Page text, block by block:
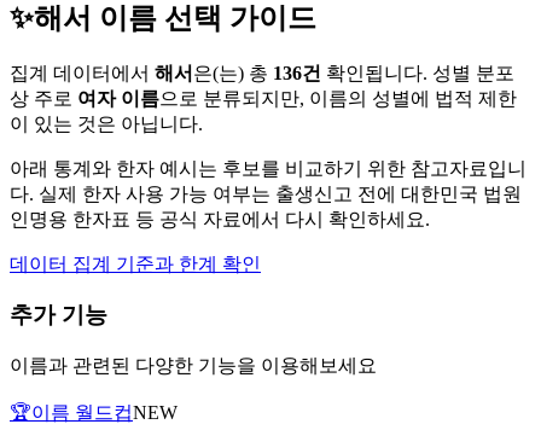
✨해서 이름 선택 가이드
집계 데이터에서 해서 은(는) 총 136건 확인됩니다. 성별 분포
상 주로 여자이름으로 분류되지만, 이름의 성별에 법적 제한
이 있는 것은 아닙니다.
아래 통계와 한자 예시는 후보를 비교하기 위한 참고자료입니
다. 실제 한자 사용 가능 여부는 출생신고 전에 대한민국 법원
인명용 한자표 등 공식 자료에서 다시 확인하세요.
데이터 집계 기준과 한계 확인
추가 기능
이름과 관련된 다양한 기능을 이용해보세요
🏆이름 월드컵NEW